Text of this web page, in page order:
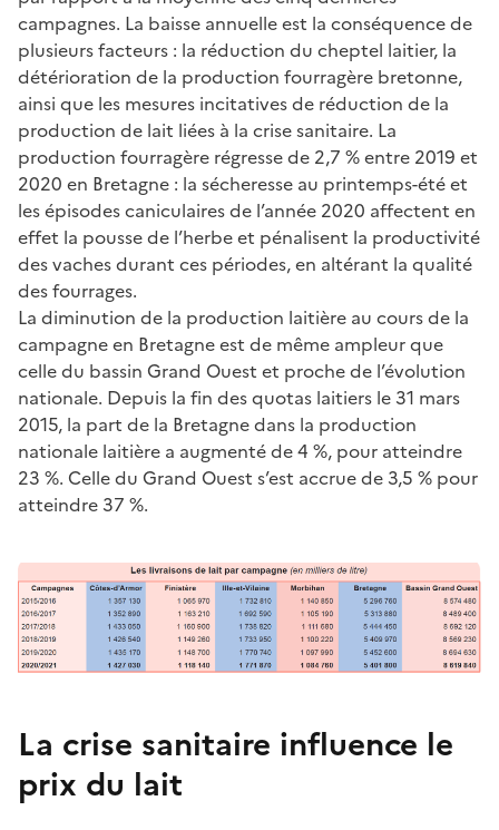
campagnes. La baisse annuelle est la conséquence de
plusieurs facteurs : la réduction du cheptel laitier, la
détérioration de la production fourragère bretonne,
ainsi que les mesures incitatives de réduction de la
production de lait liées à la crise sanitaire. La
production fourragère régresse de 2,7 % entre 2019 et
2020 en Bretagne : la sécheresse au printemps-été et
les épisodes caniculaires de l’année 2020 affectent en
effet la pousse de l’herbe et pénalisent la productivité
des vaches durant ces périodes, en altérant la qualité
des fourrages.
La diminution de la production laitière au cours de la
campagne en Bretagne est de même ampleur que
celle du bassin Grand Ouest et proche de l’évolution
nationale. Depuis la fin des quotas laitiers le 31 mars
2015, la part de la Bretagne dans la production
nationale laitière a augmenté de 4 %, pour atteindre
23 %. Celle du Grand Ouest s’est accrue de 3,5 % pour
atteindre 37 %.
La crise sanitaire influence le
prix du lait